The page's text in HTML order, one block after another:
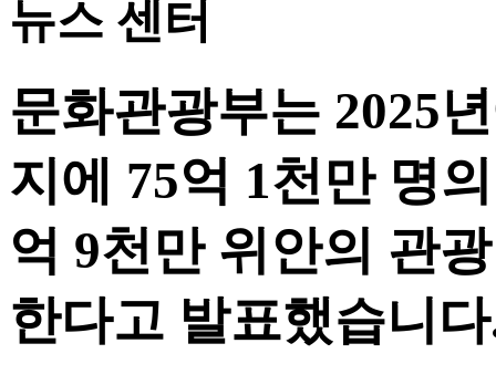
뉴스 센터
문화관광부는 2025
지에 75억 1천만 명
억 9천만 위안의 관
한다고 발표했습니